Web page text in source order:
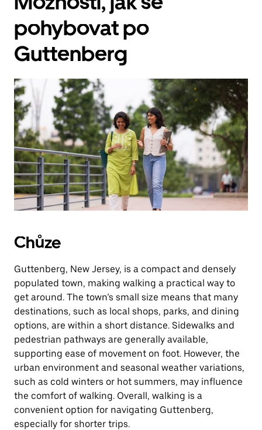
a můžeš
datum.
Stisknutím
klávesy
Esc
kalendář.
pohybovat po
Guttenberg
Chůze
Guttenberg, New Jersey, is a compact and densely
populated town, making walking a practical way to
get around. The town’s small size means that many
destinations, such as local shops, parks, and dining
options, are within a short distance. Sidewalks and
pedestrian pathways are generally available,
supporting ease of movement on foot. However, the
urban environment and seasonal weather variations,
such as cold winters or hot summers, may influence
the comfort of walking. Overall, walking is a
convenient option for navigating Guttenberg,
especially for shorter trips.